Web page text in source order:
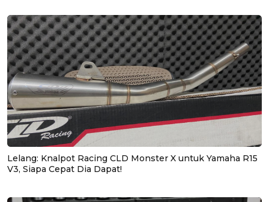
Lelang: Knalpot Racing CLD Monster X untuk Yamaha R15
V3, Siapa Cepat Dia Dapat!